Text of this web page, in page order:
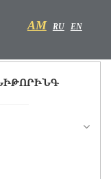
AM RU EN